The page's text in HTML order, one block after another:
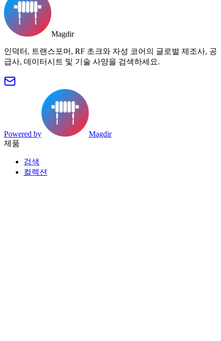
Magdir
인덕터, 트랜스포머, RF 초크와 자성 코어의 글로벌 제조사, 공
급사, 데이터시트 및 기술 사양을 검색하세요.
Powered by
Magdir
제품
검색
컬렉션